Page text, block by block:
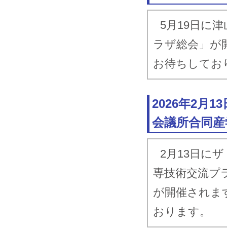
2024.10.29
津
連
2024.5.20 津
2024.2.29
津
連
2023.11.28
つ
ボ
ん
2023.10.3
津
連
津
第
5月19日に
ラザ総会」が
お待ちしてお
2026年2月
会議所合同
2月13日に
専技術交流プ
が開催されま
おります。